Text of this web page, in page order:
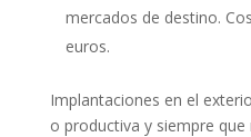
mercados de destino.
euros.
Implantaciones en el
o productiva y siempre que